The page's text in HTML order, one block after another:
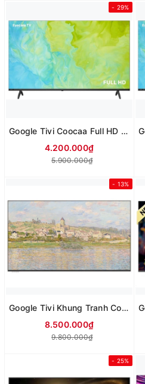
- 29%
Google Tivi Coocaa Full HD 40 Inch 40Z73
4.200.000₫
5.900.000₫
- 13%
Google Tivi Khung Tranh Coocaa 55 inch 55LN7000G
8.500.000₫
9.800.000₫
- 25%